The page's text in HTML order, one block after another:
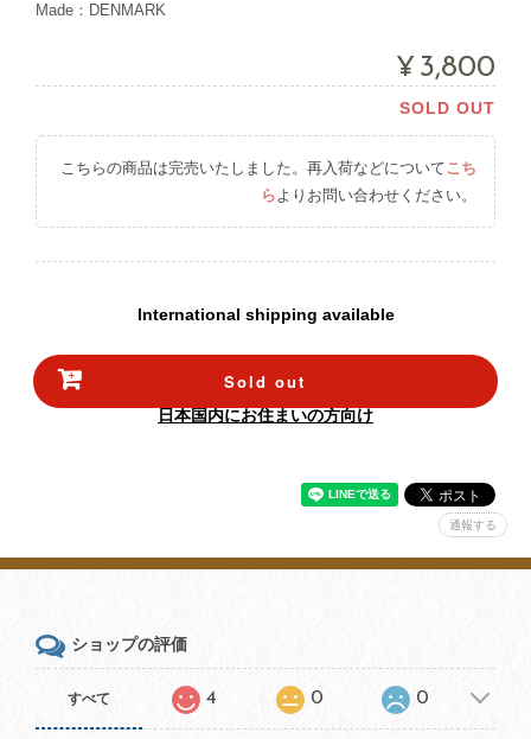
Made：DENMARK
¥3,800
SOLD OUT
こちらの商品は完売いたしました。再入荷などについてこち
らよりお問い合わせください。
International shipping available
Sold out
日本国内にお住まいの方向け
通報する
ショップの評価
すべて 4 0 0